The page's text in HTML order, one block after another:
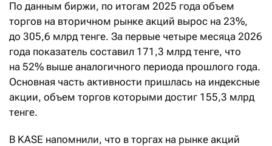
По данным биржи, по итогам 2025 года объем
торгов на вторичном рынке акций вырос на 23%,
до 305,6 млрд тенге. За первые четыре месяца 2026
года показатель составил 171,3 млрд тенге, что
на 52% выше аналогичного периода прошлого года.
Основная часть активности пришлась на индексные
акции, объем торгов которыми достиг 155,3 млрд
тенге.
В KASE напомнили, что в торгах на рынке акций